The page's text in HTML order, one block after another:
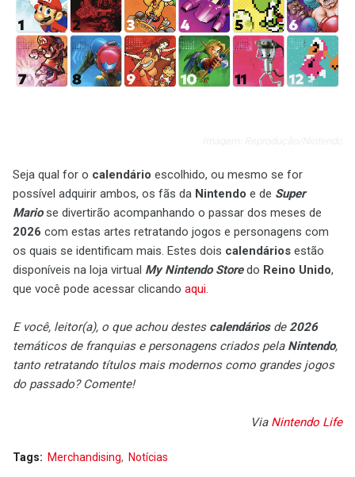
Seja qual for o calendário escolhido, ou mesmo se for
possível adquirir ambos, os fãs da Nintendo e de Super
Mariose divertirão acompanhando o passar dos meses de
2026 com estas artes retratando jogos e personagens com
os quais se identificam mais. Estes dois calendários estão
disponíveis na loja virtual My Nintendo Storedo Reino Unido,
que você pode acessar clicando aqui.
E você, leitor(a), o que achou destes calendáriosde2026
temáticos de franquias e personagens criados pela Nintendo,
tanto retratando títulos mais modernos como grandes jogos
do passado? Comente!
Via Nintendo Life
Tags: Merchandising Notícias